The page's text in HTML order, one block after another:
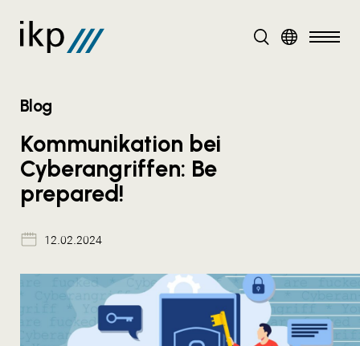
DE
Blog
Kommunikation bei
Cyberangriffen: Be
prepared!
12.02.2024